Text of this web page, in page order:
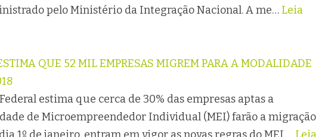
pelo Ministério da Integração Nacional. A me… Leia
QUE 52 MIL EMPRESAS MIGREM PARA A MODALIDADE
estima que cerca de 30% das empresas aptas a
de Microempreendedor Individual (MEI) farão a migração